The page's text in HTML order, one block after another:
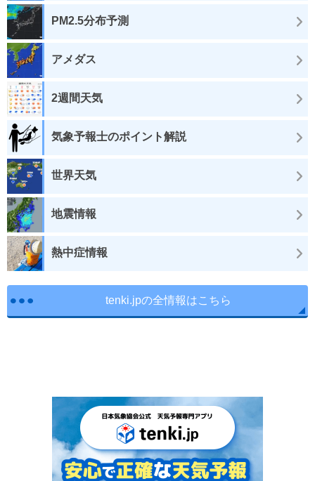
PM2.5分布予測
アメダス
2週間天気
気象予報士のポイント解説
世界天気
地震情報
熱中症情報
tenki.jpの全情報はこちら